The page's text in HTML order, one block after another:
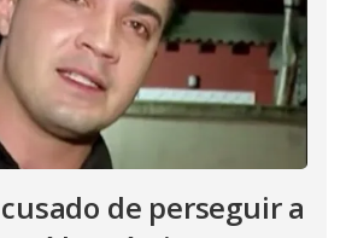
de perseguir a